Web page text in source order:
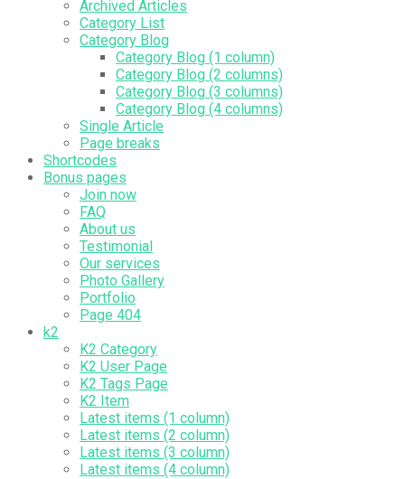
Archived Articles
Category List
Category Blog
Category Blog (1 column)
Category Blog (2 columns)
Category Blog (3 columns)
Category Blog (4 columns)
Single Article
Page breaks
Shortcodes
Bonus pages
Join now
FAQ
About us
Testimonial
Our services
Photo Gallery
Portfolio
Page 404
k2
K2 Category
K2 User Page
K2 Tags Page
K2 Item
Latest items (1 column)
Latest items (2 column)
Latest items (3 column)
Latest items (4 column)